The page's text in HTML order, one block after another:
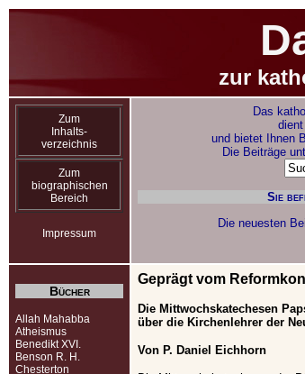
zur
Zum
Inhalts-
verzeichnis
Zum
biographischen
Bereich
Impressum
Das
und bietet Ihnen
Die Beiträge
Sie
Die neuesten
Bücher
Allah Mahabba
Atheismus
Benedikt XVI.
Benson R. H.
Chesterton
Geprägt vom
Die Mittwochskatechesen
über die Kirchenlehrer der
Von P. Daniel Eichhorn